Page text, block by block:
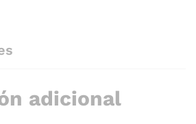
adicional